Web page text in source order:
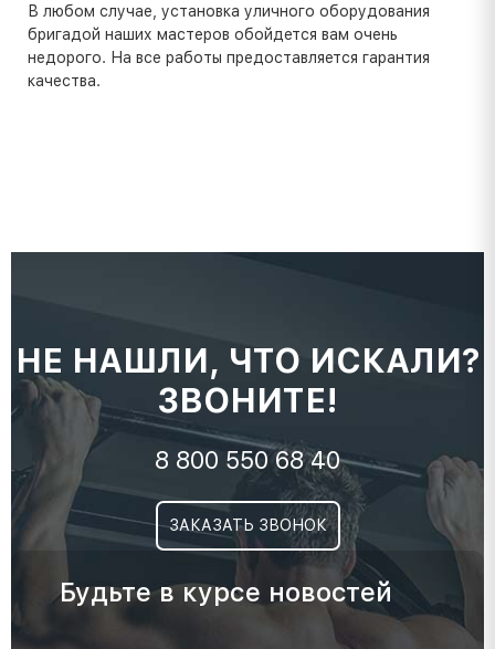
В любом случае, установка уличного оборудования
бригадой наших мастеров обойдется вам очень
недорого. На все работы предоставляется гарантия
качества.
НЕ НАШЛИ, ЧТО ИСКАЛИ?
ЗВОНИТЕ!
8 800 550 68 40
ЗАКАЗАТЬ ЗВОНОК
Будьте в курсе новостей